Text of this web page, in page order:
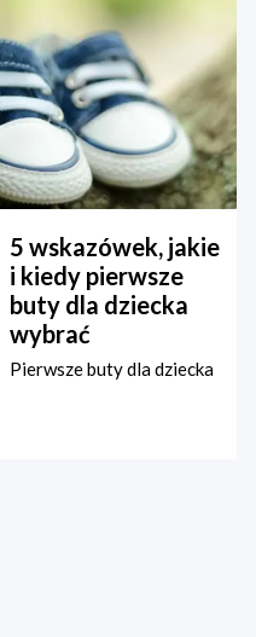
5 wskazówek, jakie
i kiedy pierwsze
buty dla dziecka
wybrać
Pierwsze buty dla dziecka